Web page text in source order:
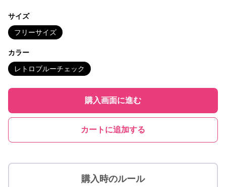
サイズ
フリーサイズ
カラー
レトロブルーチェック
購入画面に進む
カートに追加する
購入時のルール